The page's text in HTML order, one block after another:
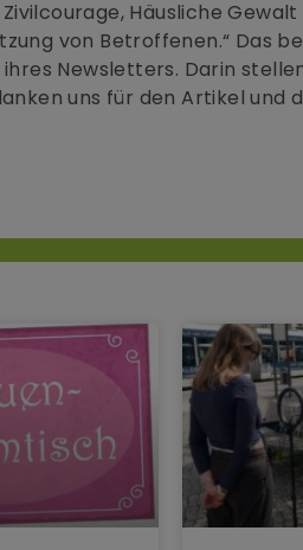
Häusliche
von Betroffenen.“ Das
Newsletters. Darin
uns für den Artikel und